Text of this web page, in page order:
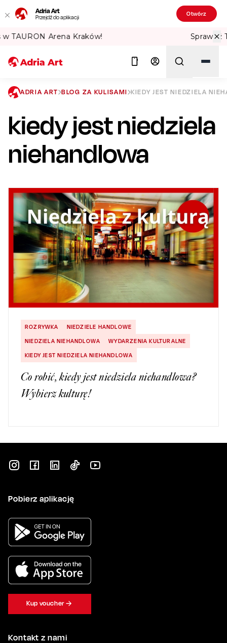
Adria Art
Przejdź do aplikacji Otwórz
Sprawdź Teatralne Lato w PKiN! 🏛️
Szukaj
ADRIA ART BLOG ZA KULISAMI KIEDY JEST NIEDZIELA
kiedy jest niedziela
niehandlowa
ROZRYWKA
NIEDZIELE HANDLOWE
NIEDZIELA NIEHANDLOWA
WYDARZENIA KULTURALNE
KIEDY JEST NIEDZIELA NIEHANDLOWA
Co robić, kiedy jest niedziela niehandlowa?
Wybierz kulturę!
Kontakt z nami
Pobierz aplikację
Kup voucher